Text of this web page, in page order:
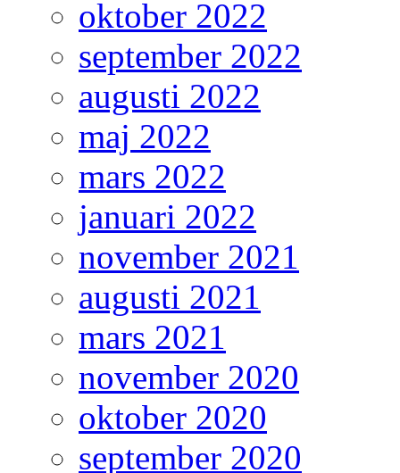
oktober 2022
september 2022
augusti 2022
maj 2022
mars 2022
januari 2022
november 2021
augusti 2021
mars 2021
november 2020
oktober 2020
september 2020